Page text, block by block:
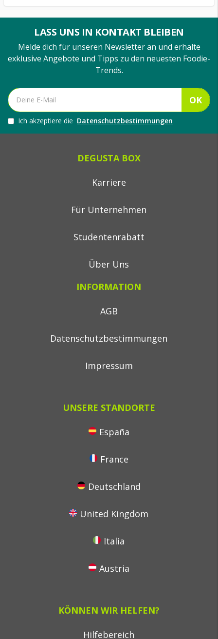
LASS UNS IN KONTAKT BLEIBEN
Melde dich für unseren Newsletter an und erhalte
exklusive Angebote und Tipps zu den neuesten Foodie-
Trends.
OK
Ich akzeptiere die Datenschutzbestimmungen
DEGUSTA BOX
Karriere
Für Unternehmen
Studentenrabatt
Über Uns
INFORMATION
AGB
Datenschutzbestimmungen
Impressum
UNSERE STANDORTE
España
France
Deutschland
United Kingdom
Italia
Austria
KÖNNEN WIR HELFEN?
Hilfebereich